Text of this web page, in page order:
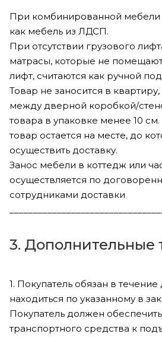
При комбинированной мебели
как мебель из ЛДСП.
При отсутствии грузового
матрасы, которые не
лифт, считаются как ручной
Товар не заносится в
между дверной коробкой/
товара в упаковке менее 10 см.
товар остается на месте, до
осуществить доставку.
Занос мебели в коттедж или
осуществляется по
сотрудниками доставки
3. Дополнительные
1. Покупатель обязан в
находиться по указанному в
Покупатель должен
транспортного средства к